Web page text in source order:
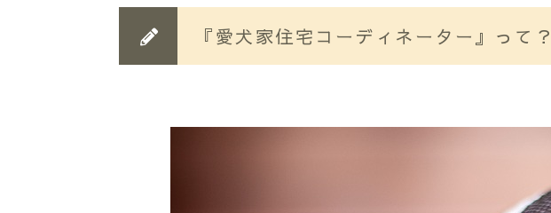
『愛犬家住宅コーディネーター』って？